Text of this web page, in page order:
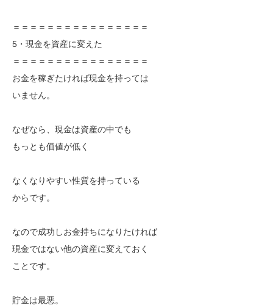
＝＝＝＝＝＝＝＝＝＝＝＝＝＝＝＝
5・現金を資産に変えた
＝＝＝＝＝＝＝＝＝＝＝＝＝＝＝＝
お金を稼ぎたければ現金を持っては
いません。
なぜなら、現金は資産の中でも
もっとも価値が低く
なくなりやすい性質を持っている
からです。
なので成功しお金持ちになりたければ
現金ではない他の資産に変えておく
ことです。
貯金は最悪。